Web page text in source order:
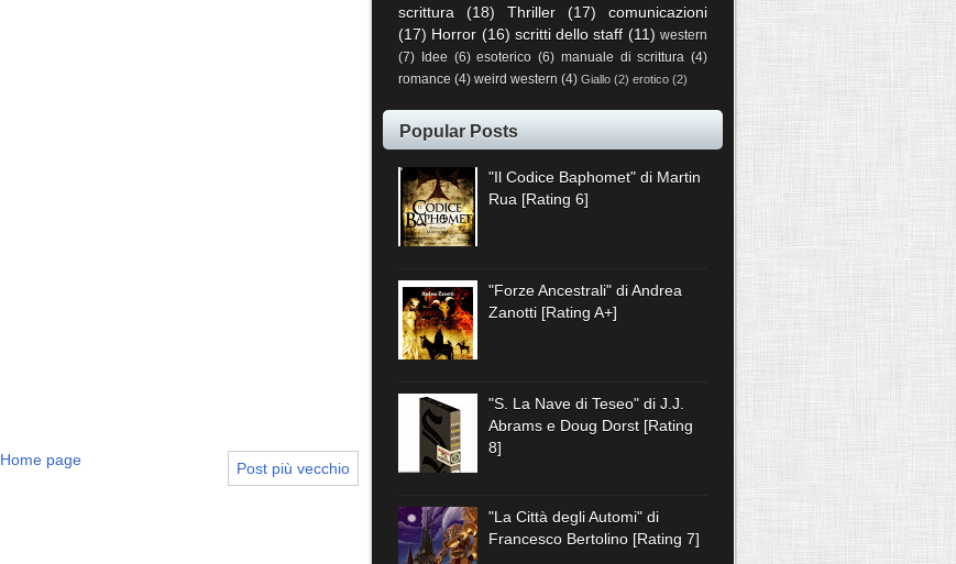
Post più vecchio
Home page
scrittura
(18) Thriller (17)
comunicazioni
(17) Horror (16) scritti dello staff (11) western
(7)
Idee (6) esoterico (6) manuale di scrittura (4)
romance (4) weird western (4) Giallo (2) erotico (2)
Popular Posts
"Il Codice Baphomet" di Martin
Rua [Rating 6]
"Forze Ancestrali" di Andrea
Zanotti [Rating A+]
"S. La Nave di Teseo" di J.J.
Abrams e Doug Dorst [Rating
8]
"La Città degli Automi" di
Francesco Bertolino [Rating 7]